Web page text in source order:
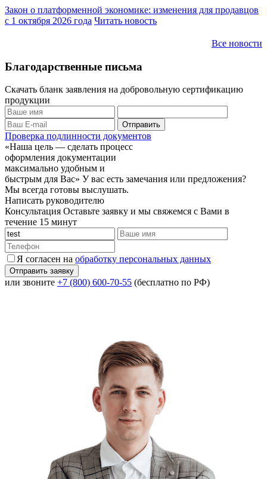
Закон о платформенной экономике: изменения для продавцов
с 1 октября 2026 года Читать новость
Все новости
Благодарственные письма
Скачать бланк заявления на добровольную сертификацию
продукции
Проверка подлинности документов
«Наша цель — сделать процесс
оформления документации
максимально удобным и
быстрым для Вас» У вас есть замечания или предложения?
Мы всегда готовы выслушать.
Написать руководителю
Консультация Оставьте заявку и мы свяжемся с Вами в
течение 15 минут
Я согласен на обработку персональных данных
или звоните +7 (800) 600-70-55 (бесплатно по РФ)